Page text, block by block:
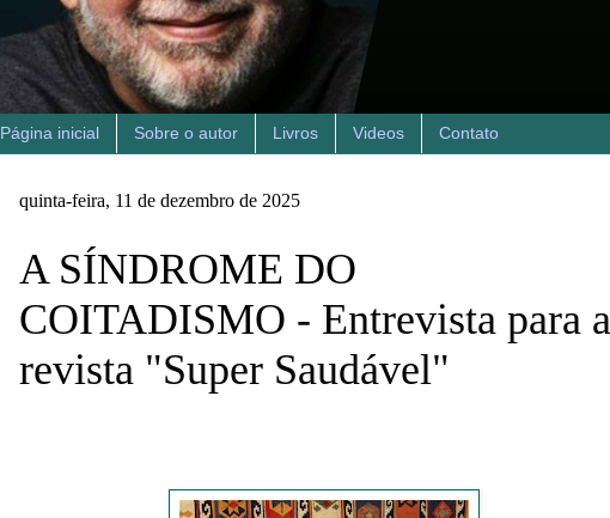
Página inicial Sobre o autor Livros Videos Contato
quinta-feira, 11 de dezembro de 2025
A SÍNDROME DO
COITADISMO - Entrevista para a
revista "Super Saudável"